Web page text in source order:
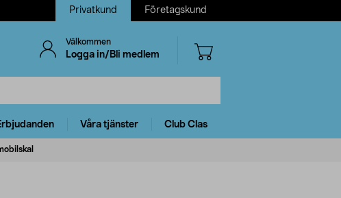
Privatkund Företagskund
Välkommen
Logga in/Bli medlem
Våra tjänster Club Clas